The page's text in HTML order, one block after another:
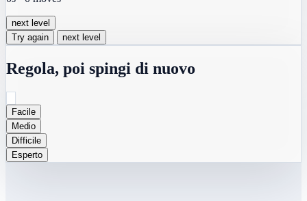
next level
Try again
next level
Regola, poi spingi di nuovo
Facile
Medio
Difficile
Esperto